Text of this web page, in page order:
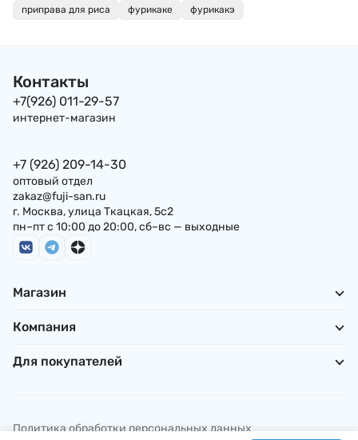
приправа для риса фурикаке фурикакэ
Контакты
+7(926) 011-29-57
интернет-магазин
+7 (926) 209-14-30
оптовый отдел
zakaz@fuji-san.ru
г. Москва, улица Ткацкая, 5с2
пн–пт с 10:00 до 20:00, сб–вс — выходные
Магазин
Компания
Для покупателей
Политика обработки персональных данных